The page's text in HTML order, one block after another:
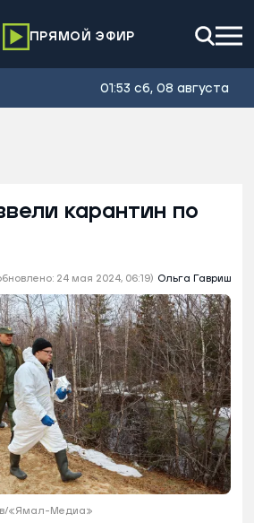
ПРЯМОЙ ЭФИР
01:53 сб, 08 августа
24 мая 2024, 06:19) Ольга Гавриш
карантин по
«Ямал-Медиа»